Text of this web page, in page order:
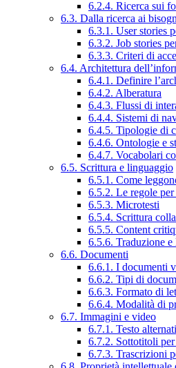
6.2.4. Ricerca sui
6.3. Dalla ricerca ai
6.3.1. User stories
6.3.2. Job stories
6.3.3. Criteri di
6.4. Architettura
6.4.1. Definire
6.4.2. Alberatura
6.4.3. Flussi di
6.4.4. Sistemi di
6.4.5. Tipologie di
6.4.6. Ontologie e
6.4.7. Vocabolari
6.5. Scrittura e linguaggio
6.5.1. Come
6.5.2. Le regole
6.5.3. Microtesti
6.5.4. Scrittura
6.5.5. Content
6.5.6. Traduzione
6.6. Documenti
6.6.1. I documenti
6.6.2. Tipi di
6.6.3. Formato di
6.6.4. Modalità di
6.7. Immagini e video
6.7.1. Testo
6.7.2. Sottotitoli
6.7.3. Trascrizioni